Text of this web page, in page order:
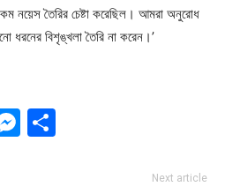
নয়েস তৈরির চেষ্টা করেছিল। আমরা অনুরোধ
বিশৃঙ্খলা তৈরি না করেন।’
Messenger
Next article